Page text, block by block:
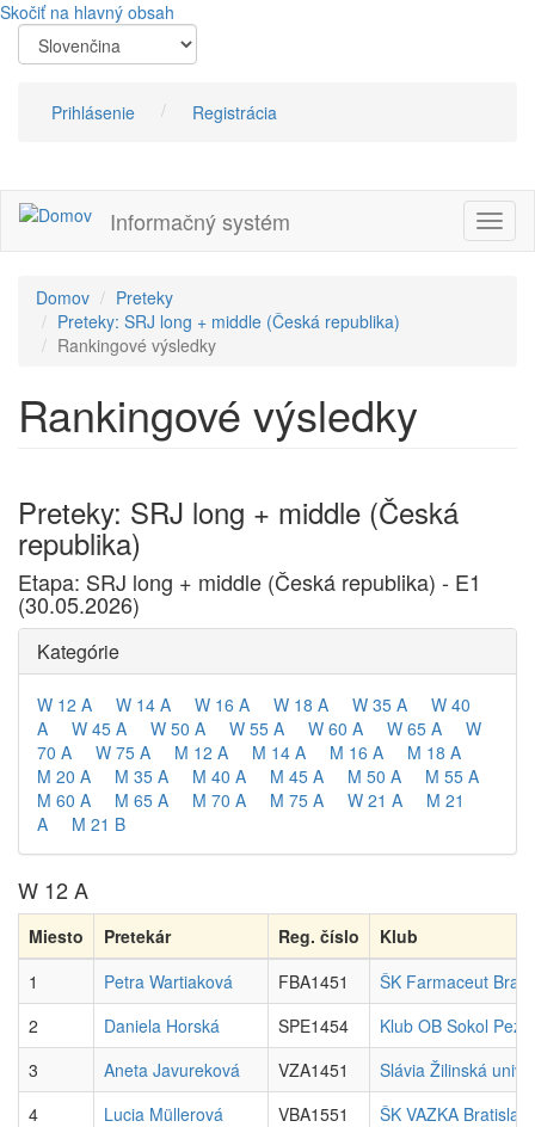
Skočiť na hlavný obsah
Prihlásenie Registrácia
Informačný systém
Domov
Preteky
Preteky: SRJ long + middle (Česká republika)
Rankingové výsledky
Rankingové výsledky
Preteky: SRJ long + middle (Česká
republika)
Etapa: SRJ long + middle (Česká republika) - E1
(30.05.2026)
Kategórie
W 12 A W 14 A W 16 A W 18 A W 35 A
W 40
A
W 45 A W 50 A W 55 A W 60 A W 65 A
W
70 A
W 75 A M 12 A M 14 A M 16 A
M 18 A
M 20 A
M 35 A M 40 A M 45 A M 50 A
M 55 A
M 60 A
M 65 A M 70 A M 75 A W 21 A
M 21
A
M 21 B
W 12 A
Miesto Pretekár Reg. číslo
Klub
1
Petra Wartiaková FBA1451
ŠK Farmaceut
2
Daniela Horská SPE1454
Klub OB Sokol
3
Aneta Javureková VZA1451
Slávia Žilinská
4
Lucia Müllerová VBA1551
ŠK VAZKA